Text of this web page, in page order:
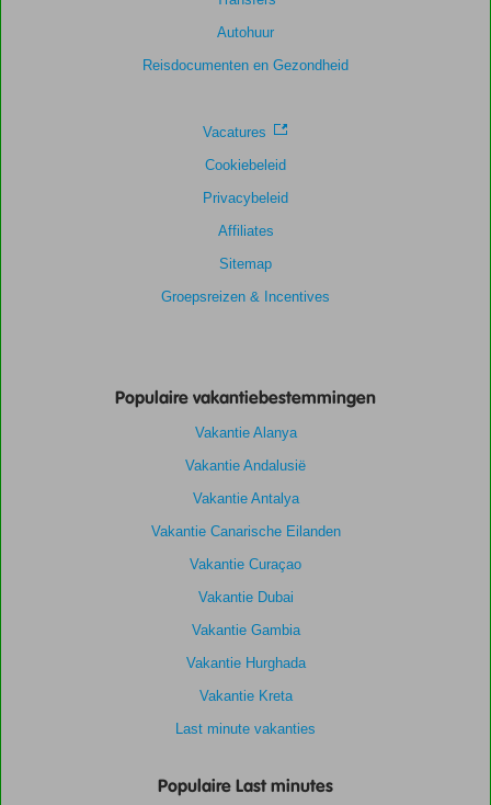
Autohuur
Reisdocumenten en Gezondheid
Vacatures
Cookiebeleid
Privacybeleid
Affiliates
Sitemap
Groepsreizen & Incentives
Populaire vakantiebestemmingen
Vakantie Alanya
Vakantie Andalusië
Vakantie Antalya
Vakantie Canarische Eilanden
Vakantie Curaçao
Vakantie Dubai
Vakantie Gambia
Vakantie Hurghada
Vakantie Kreta
Last minute vakanties
Populaire Last minutes